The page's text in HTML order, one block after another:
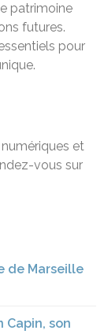
patrimoine
futures.
pour
numériques et
vous sur
de Marseille
Capin, son